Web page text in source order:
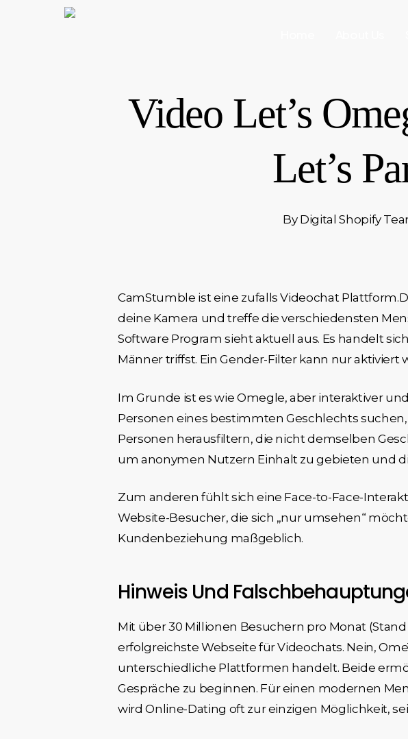
Video Let’s
Let’s
By Digital Shopify
CamStumble ist eine zufalls Videochat
deine Kamera und treffe die verschiedensten
Software Program sieht aktuell aus. Es handelt
Männer triffst. Ein Gender-Filter kann nur
Im Grunde ist es wie Omegle, aber interaktiver
Personen eines bestimmten Geschlechts
Personen herausfiltern, die nicht demselben
um anonymen Nutzern Einhalt zu gebieten und
Zum anderen fühlt sich eine Face-to-Face-
Website-Besucher, die sich „nur umsehen“
Kundenbeziehung maßgeblich.
Hinweis Und
Mit über 30 Millionen Besuchern pro Monat
erfolgreichste Webseite für Videochats. Nein,
unterschiedliche Plattformen handelt. Beide
Gespräche zu beginnen. Für einen modernen
wird Online-Dating oft zur einzigen Möglichkeit,